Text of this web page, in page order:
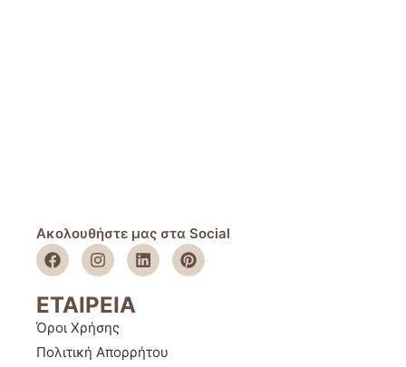
Ακολουθήστε μας στα Social
ΕΤΑΙΡΕΙΑ
Όροι Χρήσης
Πολιτική Απορρήτου